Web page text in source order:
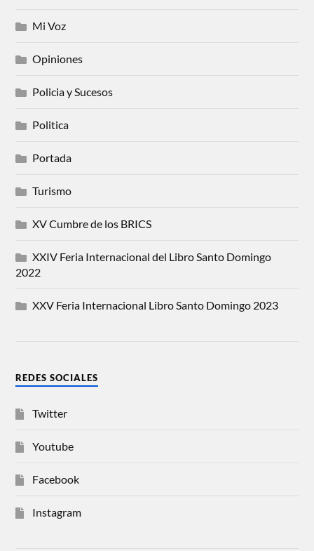
Mi Voz
Opiniones
Policia y Sucesos
Politica
Portada
Turismo
XV Cumbre de los BRICS
XXIV Feria Internacional del Libro Santo Domingo
2022
XXV Feria Internacional Libro Santo Domingo 2023
REDES SOCIALES
Twitter
Youtube
Facebook
Instagram